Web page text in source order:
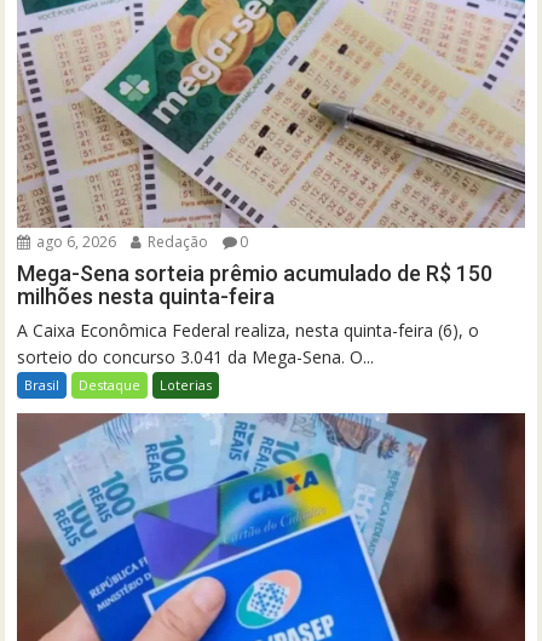
ago 6, 2026 Redação 0
Mega-Sena sorteia prêmio acumulado de R$ 150
milhões nesta quinta-feira
A Caixa Econômica Federal realiza, nesta quinta-feira (6), o
sorteio do concurso 3.041 da Mega-Sena. O...
Brasil Destaque Loterias